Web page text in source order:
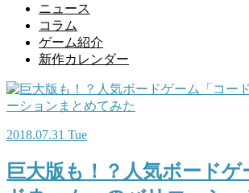
ニュース
コラム
ゲーム紹介
新作カレンダー
2018.07.31 Tue
巨大版も！？人気ボードゲ